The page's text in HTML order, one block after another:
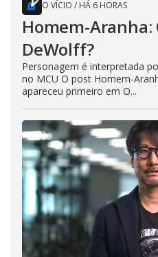
O VÍCIO / HÁ 6 HORAS
Homem-Aranha:
DeWolff?
Personagem é interpretada
no MCU O post Homem-
apareceu primeiro em O...